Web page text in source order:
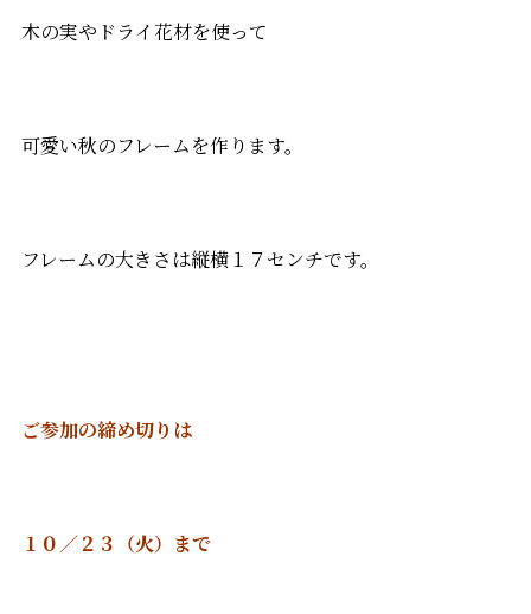
木の実やドライ花材を使って
可愛い秋のフレームを作ります。
フレームの大きさは縦横１７センチです。
ご参加の締め切りは
１０／２３（火）まで